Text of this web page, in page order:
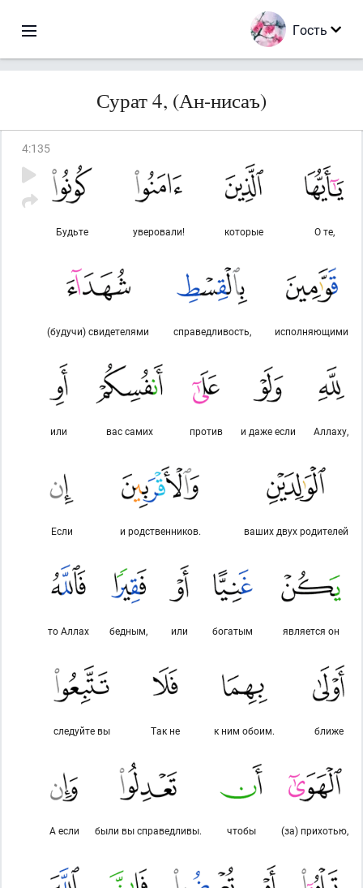
Гость
Сурат 4, (Ан-нисаъ)
4:135
О те,
которые
уверовали!
Будьте
исполняющими
справедливость,
(будучи) свидетелями
Аллаху,
и даже если
против
вас самих
или
ваших двух родителей
и родственников.
Если
является он
богатым
или
бедным,
то Аллах
ближе
к ним обоим.
Так не
следуйте вы
(за) прихотью,
чтобы
были вы справедливы.
А если